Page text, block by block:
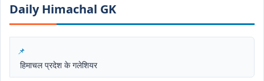
Daily Himachal GK​​
हिमाचल प्रदेश के गलेशियर